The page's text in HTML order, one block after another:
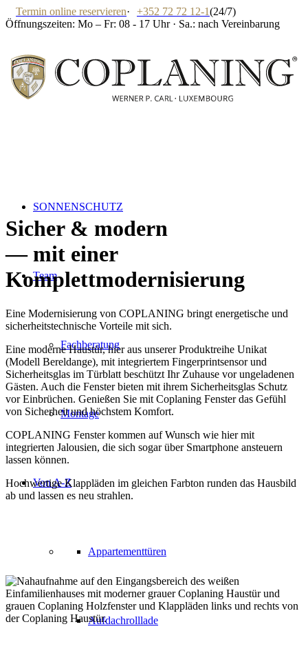
Termin online reservieren· +352 72 72 12-1(24/7)
Öffnungszeiten: Mo – Fr: 08 - 17 Uhr · Sa.: nach Vereinbarung
SONNENSCHUTZ
Team
Fachberatung
Montage
Von A-Z
Appartementtüren
Aufdachrolllade
Sicher & modern
— mit einer
Komplettmodernisierung
Eine Modernisierung von COPLANING bringt energetische und
sicherheitstechnische Vorteile mit sich.
Eine moderne Haustür, hier aus unserer Produktreihe Unikat
(Modell Bereldange), mit integriertem Fingerprintsensor und
Sicherheitsglas im Türblatt beschützt Ihr Zuhause vor ungeladenen
Gästen. Auch die Fenster bieten mit ihrem Sicherheitsglas Schutz
vor Einbrüchen. Genießen Sie mit Coplaning Fenster das Gefühl
von Sicherheit und höchstem Komfort.
COPLANING Fenster kommen auf Wunsch wie hier mit
integrierten Jalousien, die sich sogar über Smartphone ansteuern
lassen können.
Hochwertige Klappläden im gleichen Farbton runden das Hausbild
ab und lassen es neu strahlen.